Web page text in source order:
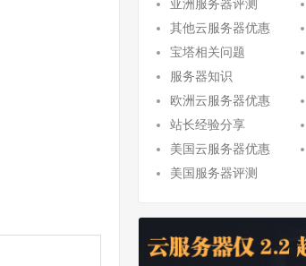
亚洲服务器评测
其他云服务器优惠
宝塔相关问题
服务器知识
欧洲云服务器优惠
站长经验分享
美国云服务器优惠
美国服务器评测